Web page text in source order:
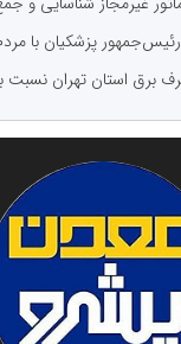
پزشکیان با